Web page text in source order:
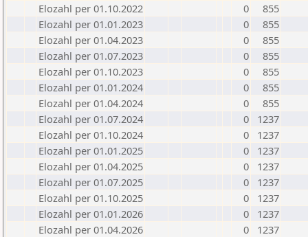
Elozahl per 01.10.2022
0
855
Elozahl per 01.01.2023
0
855
Elozahl per 01.04.2023
0
855
Elozahl per 01.07.2023
0
855
Elozahl per 01.10.2023
0
855
Elozahl per 01.01.2024
0
855
Elozahl per 01.04.2024
0
855
Elozahl per 01.07.2024
0
1237
Elozahl per 01.10.2024
0
1237
Elozahl per 01.01.2025
0
1237
Elozahl per 01.04.2025
0
1237
Elozahl per 01.07.2025
0
1237
Elozahl per 01.10.2025
0
1237
Elozahl per 01.01.2026
0
1237
Elozahl per 01.04.2026
0
1237